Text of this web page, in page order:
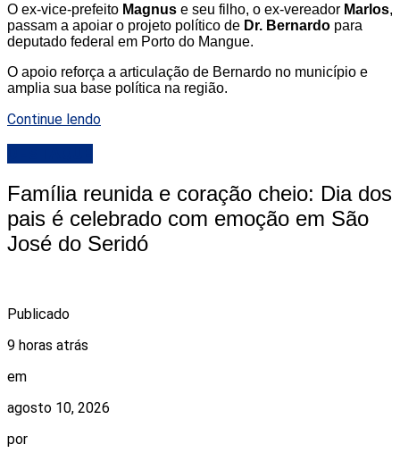
O ex-vice-prefeito Magnus e seu filho, o ex-vereador Marlos,
passam a apoiar o projeto político de Dr. Bernardo para
deputado federal em Porto do Mangue.
O apoio reforça a articulação de Bernardo no município e
amplia sua base política na região.
Continue lendo
Família reunida e coração cheio: Dia dos
pais é celebrado com emoção em São
José do Seridó
Publicado
9 horas atrás
em
agosto 10, 2026
por